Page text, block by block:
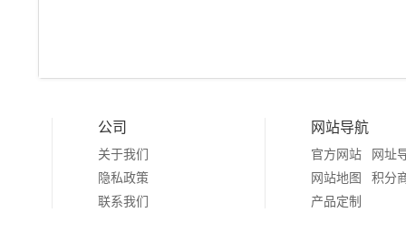
公司
关于我们
隐私政策
联系我们
网站导航
官方网站
网址
网站地图
积分
产品定制